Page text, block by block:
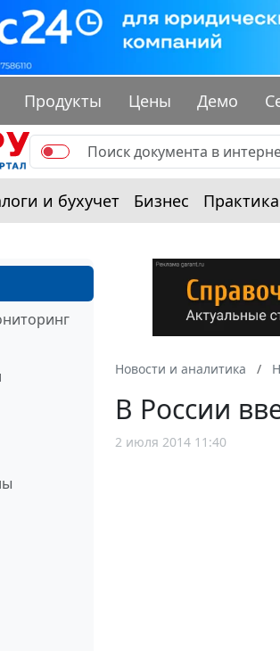
Продукты Цены Демо
и бухучет Бизнес Практика
Новости и аналитика
В России
2 июля 2014 11:40